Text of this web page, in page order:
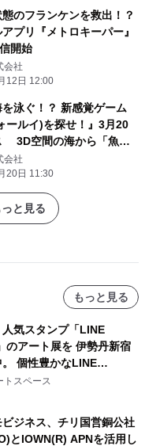
のフランケンを救出！？
プリ『メトロキーパー』
開始
会社
12日 12:00
を泳ぐ！？ 新感覚ゲーム
ールイ)を探せ！』3月20
3D空間の海から「魚偏
つけよう！
会社
20日 11:30
と見る
もっと見る
人気スタンプ「LINE
のアート展を 伊勢丹新宿
。 個性豊かなLINE
仲間たちが インテリアア
たな魅力を発信。
トスペース
ジネス、チリ国営銅公社
とIOWN(R) APNを活用し